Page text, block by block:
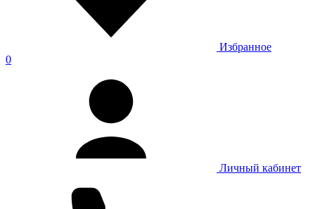
Избранное
0
Личный кабинет